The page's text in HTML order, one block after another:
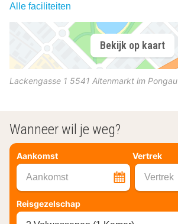
Alle faciliteiten
Bekijk op kaart
Lackengasse 1 5541 Altenmarkt im Pongau
Wanneer wil je weg?
Aankomst Vertrek
Aankomst Vertrek
Reisgezelschap